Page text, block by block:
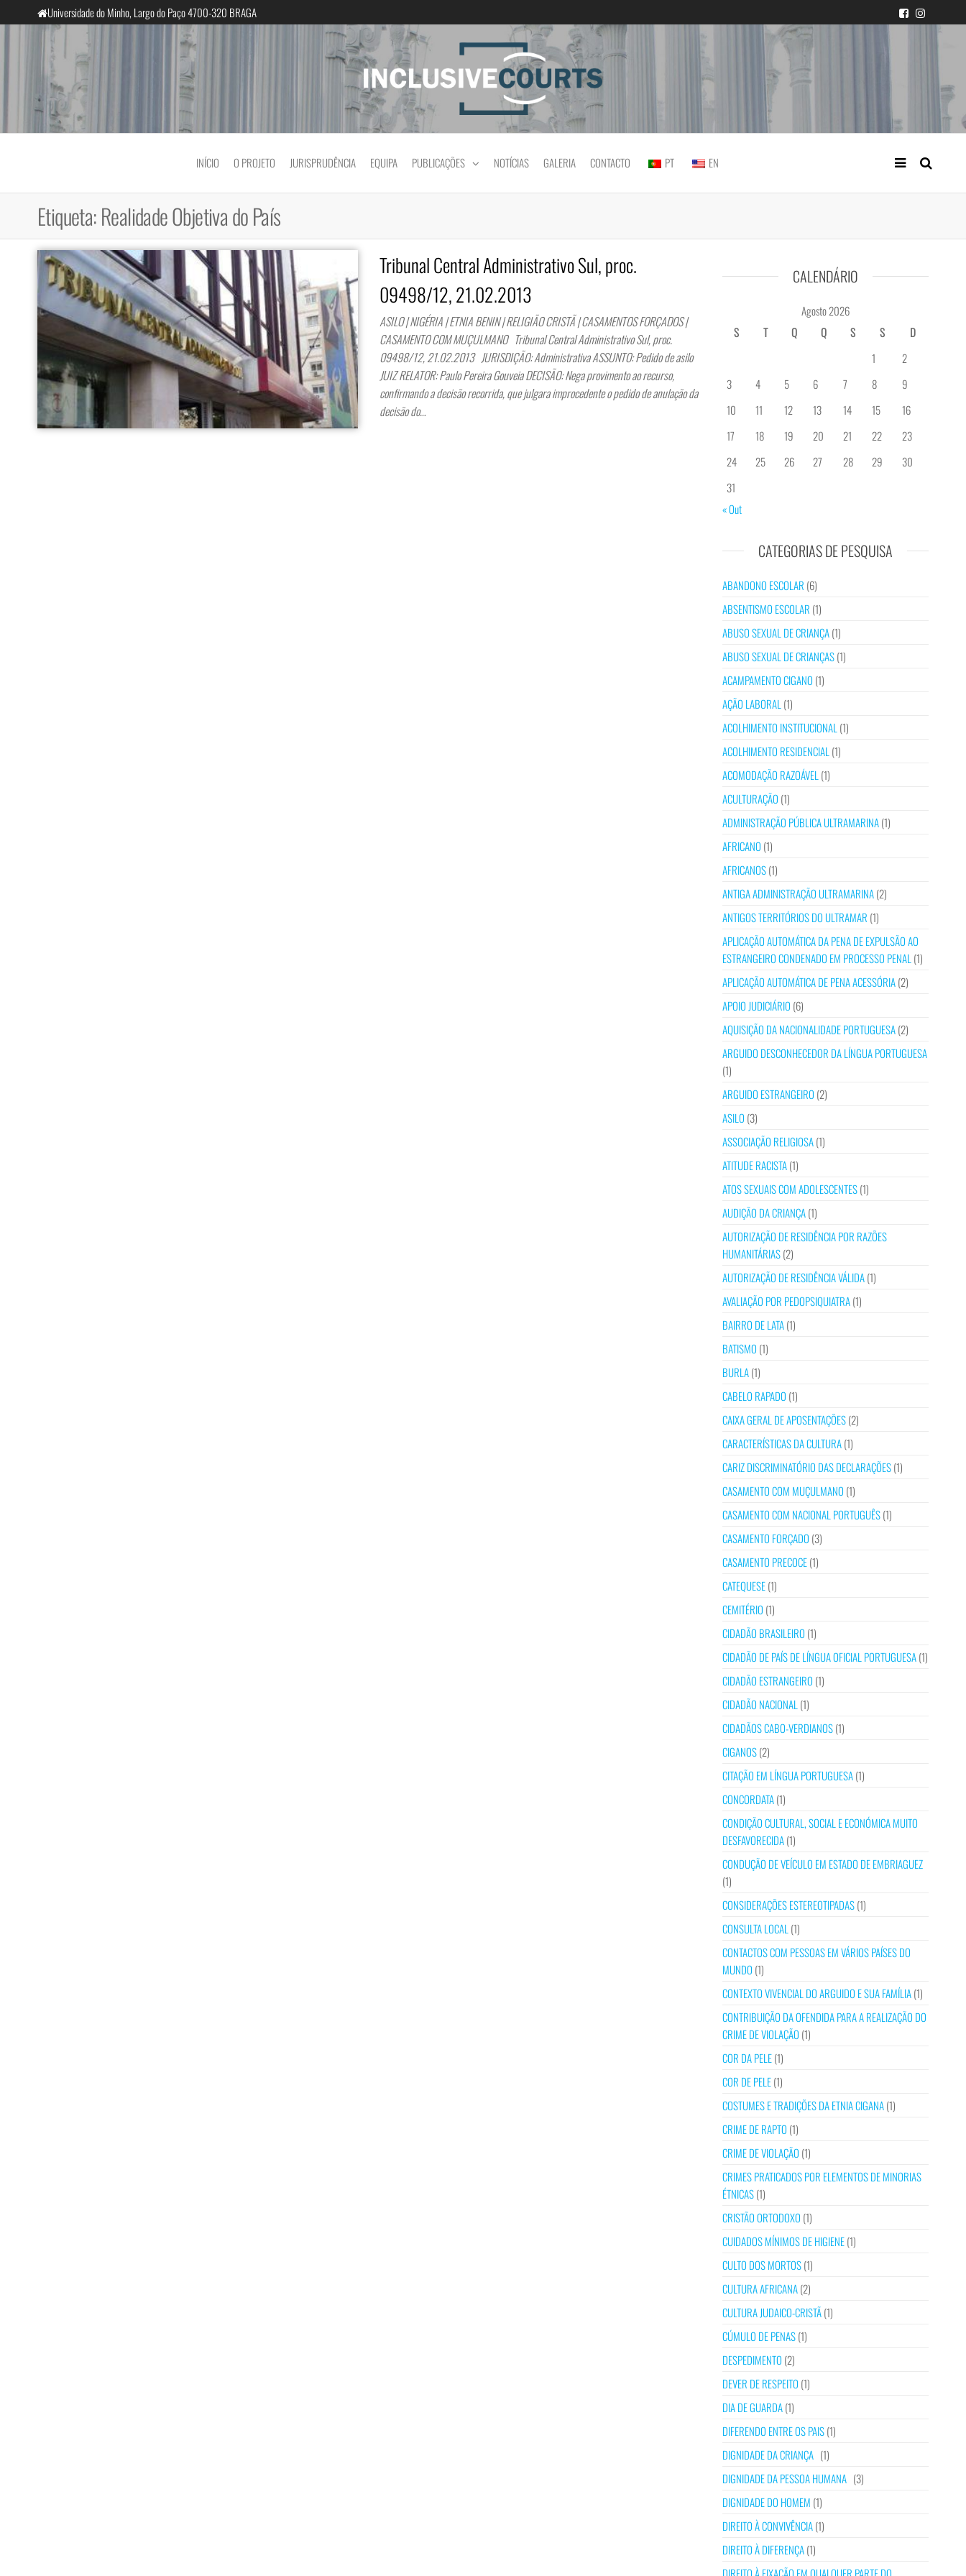
para
Universidade do Minho, Largo do Paço 4700-320 BRAGA
InclusiveCourts Igualdade e diferença cultural na prática judicial portuguesa
INÍCIO O PROJETO JURISPRUDÊNCIA EQUIPA PUBLICAÇÕES NOTÍCIAS GALERIA CONTACTO PT EN
Etiqueta:Realidade Objetiva do País
Tribunal Central Administrativo Sul, proc.
09498/12, 21.02.2013
ASILO | NIGÉRIA | ETNIA BENIN | RELIGIÃO CRISTÃ | CASAMENTOS FORÇADOS |
CASAMENTO COM MUÇULMANO Tribunal Central Administrativo Sul, proc.
09498/12, 21.02.2013 JURISDIÇÃO: Administrativa ASSUNTO: Pedido de asilo
JUIZ RELATOR: Paulo Pereira Gouveia DECISÃO: Nega provimento ao recurso,
confirmando a decisão recorrida, que julgara improcedente o pedido de anulação da
decisão do…
CALENDÁRIO
Agosto 2026
S
T Q Q S S
D
1
2
3
4 5 6 7 8
9
10
11 12 13 14 15
16
17
18 19 20 21 22
23
24
25 26 27 28 29
30
31
« Out
CATEGORIAS DE PESQUISA
ABANDONO ESCOLAR (6)
ABSENTISMO ESCOLAR (1)
ABUSO SEXUAL DE CRIANÇA(1)
ABUSO SEXUAL DE CRIANÇAS(1)
ACAMPAMENTO CIGANO (1)
AÇÃO LABORAL (1)
ACOLHIMENTO INSTITUCIONAL (1)
ACOLHIMENTO RESIDENCIAL (1)
ACOMODAÇÃO RAZOÁVEL (1)
ACULTURAÇÃO (1)
ADMINISTRAÇÃO PÚBLICA ULTRAMARINA(1)
AFRICANO (1)
AFRICANOS(1)
ANTIGA ADMINISTRAÇÃO ULTRAMARINA(2)
ANTIGOS TERRITÓRIOS DO ULTRAMAR (1)
APLICAÇÃO AUTOMÁTICA DA PENA DE EXPULSÃO AO
ESTRANGEIRO CONDENADO EM PROCESSO PENAL (1)
APLICAÇÃO AUTOMÁTICA DE PENA ACESSÓRIA(2)
APOIO JUDICIÁRIO (6)
AQUISIÇÃO DA NACIONALIDADE PORTUGUESA(2)
ARGUIDO DESCONHECEDOR DA LÍNGUA PORTUGUESA
(1)
ARGUIDO ESTRANGEIRO (2)
ASILO (3)
ASSOCIAÇÃO RELIGIOSA(1)
ATITUDE RACISTA(1)
ATOS SEXUAIS COM ADOLESCENTES(1)
AUDIÇÃO DA CRIANÇA(1)
AUTORIZAÇÃO DE RESIDÊNCIA POR RAZÕES
HUMANITÁRIAS(2)
AUTORIZAÇÃO DE RESIDÊNCIA VÁLIDA(1)
AVALIAÇÃO POR PEDOPSIQUIATRA(1)
BAIRRO DE LATA(1)
BATISMO (1)
BURLA(1)
CABELO RAPADO (1)
CAIXA GERAL DE APOSENTAÇÕES(2)
CARACTERÍSTICAS DA CULTURA(1)
CARIZ DISCRIMINATÓRIO DAS DECLARAÇÕES(1)
CASAMENTO COM MUÇULMANO (1)
CASAMENTO COM NACIONAL PORTUGUÊS(1)
CASAMENTO FORÇADO (3)
CASAMENTO PRECOCE(1)
CATEQUESE(1)
CEMITÉRIO (1)
CIDADÃO BRASILEIRO (1)
CIDADÃO DE PAÍS DE LÍNGUA OFICIAL PORTUGUESA(1)
CIDADÃO ESTRANGEIRO (1)
CIDADÃO NACIONAL (1)
CIDADÃOS CABO-VERDIANOS(1)
CIGANOS(2)
CITAÇÃO EM LÍNGUA PORTUGUESA(1)
CONCORDATA(1)
CONDIÇÃO CULTURAL, SOCIAL E ECONÓMICA MUITO
DESFAVORECIDA(1)
CONDUÇÃO DE VEÍCULO EM ESTADO DE EMBRIAGUEZ
(1)
CONSIDERAÇÕES ESTEREOTIPADAS(1)
CONSULTA LOCAL (1)
CONTACTOS COM PESSOAS EM VÁRIOS PAÍSES DO
MUNDO (1)
CONTEXTO VIVENCIAL DO ARGUIDO E SUA FAMÍLIA(1)
CONTRIBUIÇÃO DA OFENDIDA PARA A REALIZAÇÃO DO
CRIME DE VIOLAÇÃO (1)
COR DA PELE(1)
COR DE PELE(1)
COSTUMES E TRADIÇÕES DA ETNIA CIGANA(1)
CRIME DE RAPTO (1)
CRIME DE VIOLAÇÃO (1)
CRIMES PRATICADOS POR ELEMENTOS DE MINORIAS
ÉTNICAS(1)
CRISTÃO ORTODOXO (1)
CUIDADOS MÍNIMOS DE HIGIENE(1)
CULTO DOS MORTOS(1)
CULTURA AFRICANA(2)
CULTURA JUDAICO-CRISTÃ(1)
CÚMULO DE PENAS(1)
DESPEDIMENTO (2)
DEVER DE RESPEITO (1)
DIA DE GUARDA(1)
DIFERENDO ENTRE OS PAIS(1)
DIGNIDADE DA CRIANÇA (1)
DIGNIDADE DA PESSOA HUMANA (3)
DIGNIDADE DO HOMEM (1)
DIREITO À CONVIVÊNCIA(1)
DIREITO À DIFERENÇA(1)